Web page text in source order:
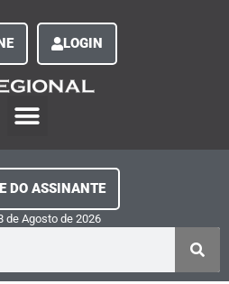
LOGIN
DO ASSINANTE
de Agosto de 2026